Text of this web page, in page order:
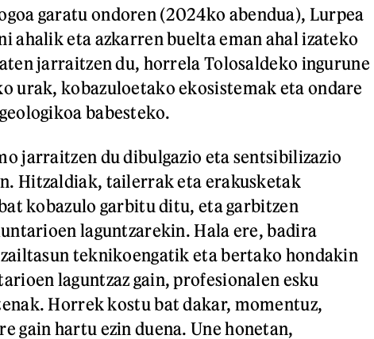
garatu ondoren (2024ko abendua), Lurpea
ahalik eta azkarren buelta eman ahal izateko
jarraitzen du, horrela Tolosaldeko ingurune
urak, kobazuloetako ekosistemak eta ondare
babesteko.
jarraitzen du dibulgazio eta sentsibilizazio
Hitzaldiak, tailerrak eta erakusketak
kobazulo garbitu ditu, eta garbitzen
laguntzarekin. Hala ere, badira
teknikoengatik eta bertako hondakin
laguntzaz gain, profesionalen esku
Horrek kostu bat dakar, momentuz,
gain hartu ezin duena. Une honetan,